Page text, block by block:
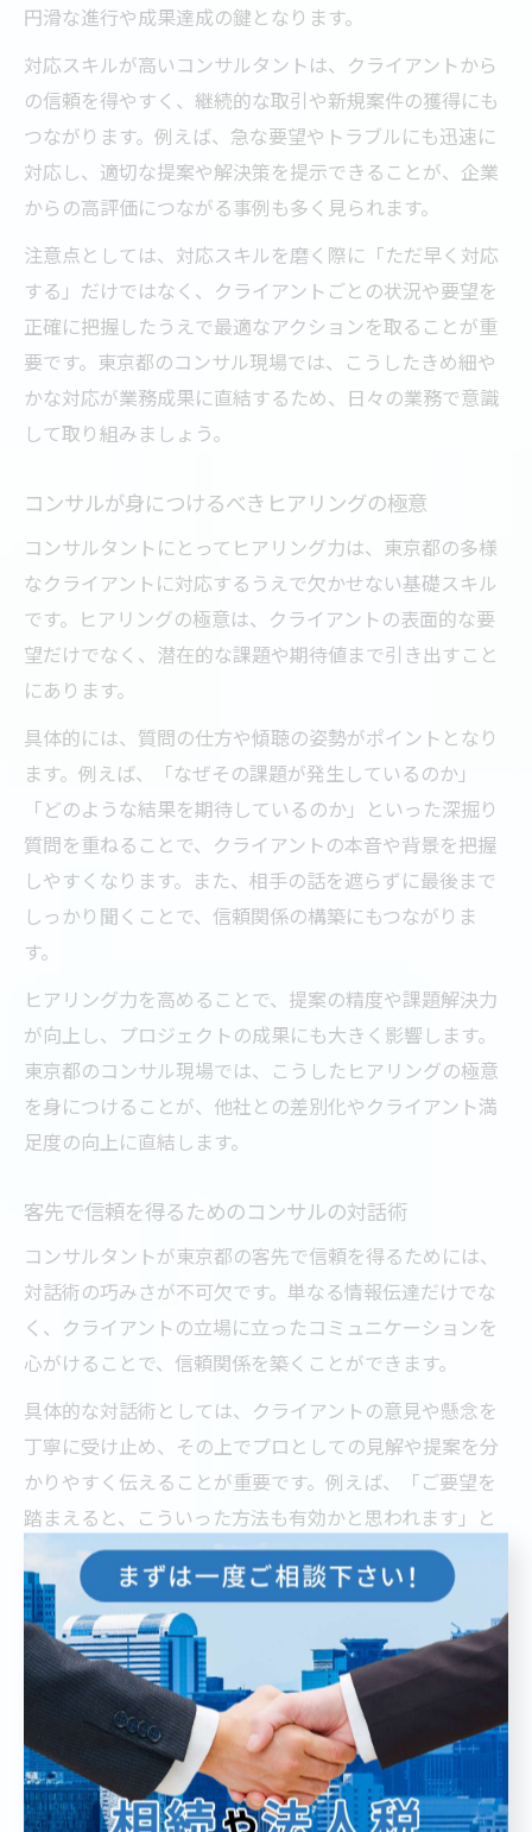
円滑な進行や成果達成の鍵となります。
対応スキルが高いコンサルタントは、クライアントから
の信頼を得やすく、継続的な取引や新規案件の獲得にも
つながります。例えば、急な要望やトラブルにも迅速に
対応し、適切な提案や解決策を提示できることが、企業
からの高評価につながる事例も多く見られます。
注意点としては、対応スキルを磨く際に「ただ早く対応
する」だけではなく、クライアントごとの状況や要望を
正確に把握したうえで最適なアクションを取ることが重
要です。東京都のコンサル現場では、こうしたきめ細や
かな対応が業務成果に直結するため、日々の業務で意識
して取り組みましょう。
コンサルが身につけるべきヒアリングの極意
コンサルタントにとってヒアリング力は、東京都の多様
なクライアントに対応するうえで欠かせない基礎スキル
です。ヒアリングの極意は、クライアントの表面的な要
望だけでなく、潜在的な課題や期待値まで引き出すこと
にあります。
具体的には、質問の仕方や傾聴の姿勢がポイントとなり
ます。例えば、「なぜその課題が発生しているのか」
「どのような結果を期待しているのか」といった深掘り
質問を重ねることで、クライアントの本音や背景を把握
しやすくなります。また、相手の話を遮らずに最後まで
しっかり聞くことで、信頼関係の構築にもつながりま
す。
ヒアリング力を高めることで、提案の精度や課題解決力
が向上し、プロジェクトの成果にも大きく影響します。
東京都のコンサル現場では、こうしたヒアリングの極意
を身につけることが、他社との差別化やクライアント満
足度の向上に直結します。
客先で信頼を得るためのコンサルの対話術
コンサルタントが東京都の客先で信頼を得るためには、
対話術の巧みさが不可欠です。単なる情報伝達だけでな
く、クライアントの立場に立ったコミュニケーションを
心がけることで、信頼関係を築くことができます。
具体的な対話術としては、クライアントの意見や懸念を
丁寧に受け止め、その上でプロとしての見解や提案を分
かりやすく伝えることが重要です。例えば、「ご要望を
踏まえると、こういった方法も有効かと思われます」と
いった共感と提案を組み合わせた表現が効果的です。ま
た、専門用語を多用せず、相手の理解度に合わせて説明
する配慮も大切です。
成功事例としては、クライアントとの定期的な進捗共有
やフォローアップを欠かさず行うことで、信頼が深まり
継続的な取引につながったケースも多くあります。東京
都のコンサル現場では、こうした対話術がプロジェクト
の成否を左右するため、日々の業務で意識して磨いてい